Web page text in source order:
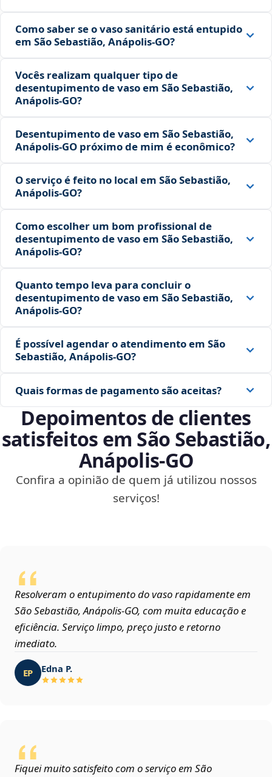
Como saber se o vaso sanitário está entupido
em São Sebastião, Anápolis‑GO?
Vocês realizam qualquer tipo de
desentupimento de vaso em São Sebastião,
Anápolis‑GO?
Desentupimento de vaso em São Sebastião,
Anápolis‑GO próximo de mim é econômico?
O serviço é feito no local em São Sebastião,
Anápolis‑GO?
Como escolher um bom profissional de
desentupimento de vaso em São Sebastião,
Anápolis‑GO?
Quanto tempo leva para concluir o
desentupimento de vaso em São Sebastião,
Anápolis‑GO?
É possível agendar o atendimento em São
Sebastião, Anápolis‑GO?
Quais formas de pagamento são aceitas?
Depoimentos de clientes
satisfeitos em São Sebastião,
Anápolis‑GO
Confira a opinião de quem já utilizou nossos
serviços!
Resolveram o entupimento do vaso rapidamente em
São Sebastião, Anápolis‑GO, com muita educação e
eficiência. Serviço limpo, preço justo e retorno
imediato.
EP Edna P.
Fiquei muito satisfeito com o serviço em São